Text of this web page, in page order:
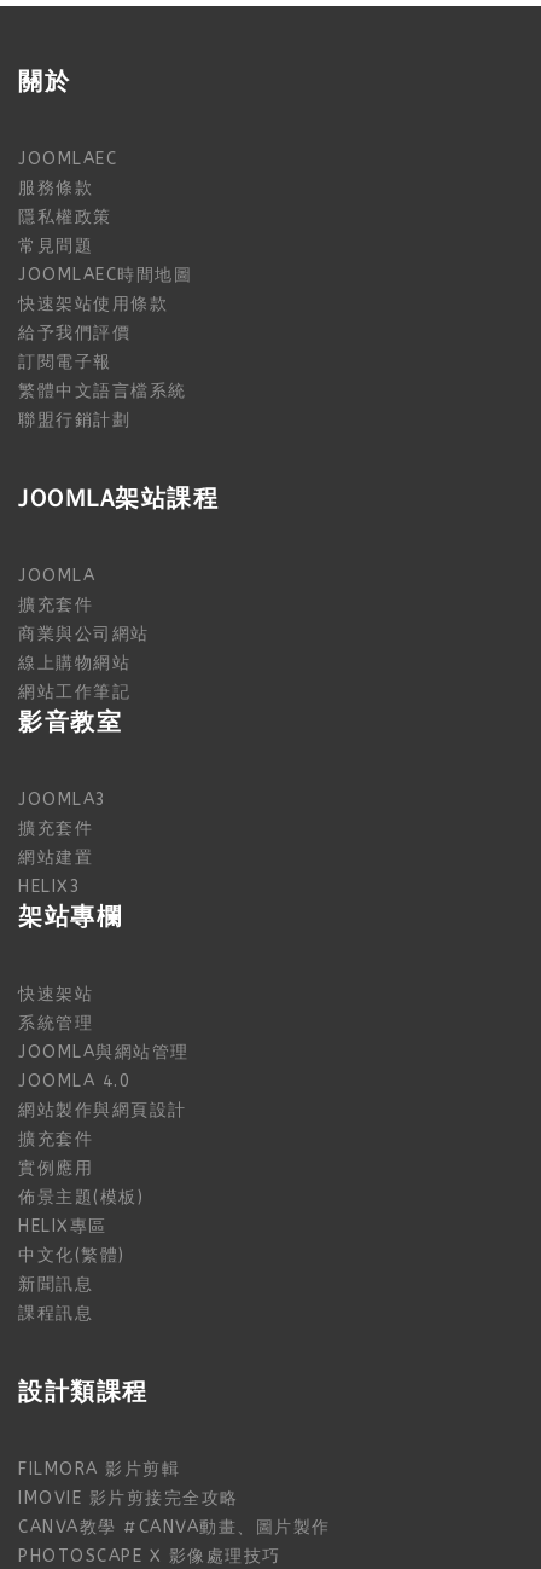
關於
JOOMLAEC
服務條款
隱私權政策
常見問題
JOOMLAEC時間地圖
快速架站使用條款
給予我們評價
訂閱電子報
繁體中文語言檔系統
聯盟行銷計劃
JOOMLA架站課程
JOOMLA
擴充套件
商業與公司網站
線上購物網站
網站工作筆記
影音教室
JOOMLA3
擴充套件
網站建置
HELIX3
架站專欄
快速架站
系統管理
JOOMLA與網站管理
JOOMLA 4.0
網站製作與網頁設計
擴充套件
實例應用
佈景主題(模板)
HELIX專區
中文化(繁體)
新聞訊息
課程訊息
設計類課程
FILMORA 影片剪輯
IMOVIE 影片剪接完全攻略
CANVA教學 #CANVA動畫、圖片製作
PHOTOSCAPE X 影像處理技巧